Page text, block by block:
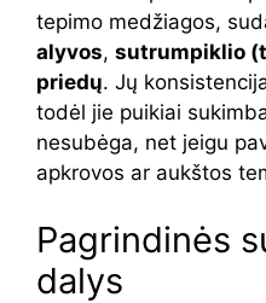
tepimo medžiagos,
alyvos, sutrumpiklio
priedų. Jų
todėl jie puikiai
nesubėga, net jeigu
apkrovos ar aukštos
Pagrindinės
dalys